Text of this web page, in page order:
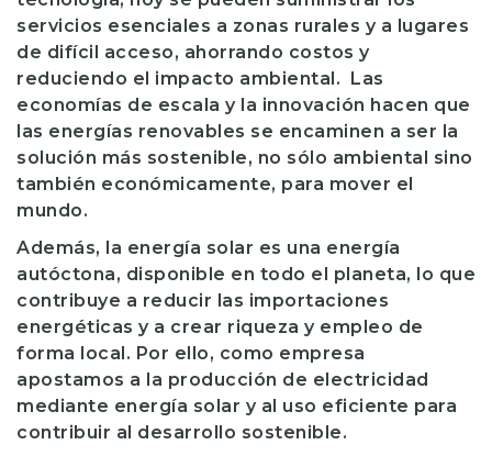
servicios esenciales a zonas rurales y a lugares
de difícil acceso, ahorrando costos y
reduciendo el impacto ambiental. Las
economías de escala y la innovación hacen que
las energías renovables se encaminen a ser la
solución más sostenible, no sólo ambiental sino
también económicamente, para mover el
mundo.
Además, la energía solar es una energía
autóctona, disponible en todo el planeta, lo que
contribuye a reducir las importaciones
energéticas y a crear riqueza y empleo de
forma local. Por ello, como empresa
apostamos a la producción de electricidad
mediante energía solar y al uso eficiente para
contribuir al desarrollo sostenible.